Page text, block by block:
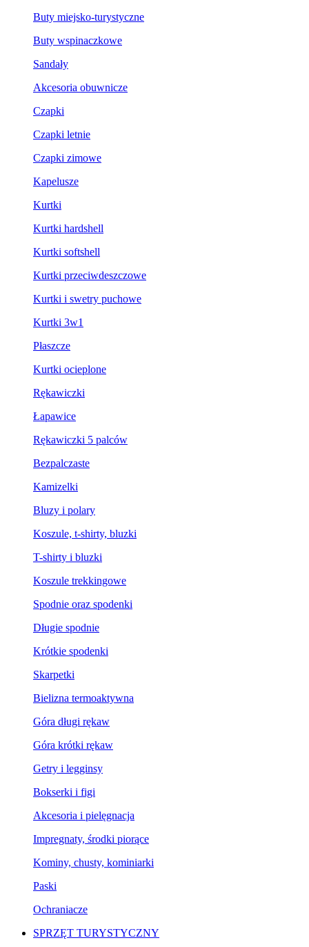
Buty miejsko-turystyczne
Buty wspinaczkowe
Sandały
Akcesoria obuwnicze
Czapki
Czapki letnie
Czapki zimowe
Kapelusze
Kurtki
Kurtki hardshell
Kurtki softshell
Kurtki przeciwdeszczowe
Kurtki i swetry puchowe
Kurtki 3w1
Płaszcze
Kurtki ocieplone
Rękawiczki
Łapawice
Rękawiczki 5 palców
Bezpalczaste
Kamizelki
Bluzy i polary
Koszule, t-shirty, bluzki
T-shirty i bluzki
Koszule trekkingowe
Spodnie oraz spodenki
Długie spodnie
Krótkie spodenki
Skarpetki
Bielizna termoaktywna
Góra długi rękaw
Góra krótki rękaw
Getry i legginsy
Bokserki i figi
Akcesoria i pielęgnacja
Impregnaty, środki piorące
Kominy, chusty, kominiarki
Paski
Ochraniacze
SPRZĘT TURYSTYCZNY